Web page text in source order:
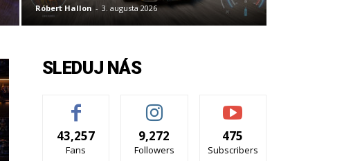
Róbert Hallon - 3. augusta 2026
SLEDUJ NÁS
43,257
Fans
9,272
Followers
475
Subscribers